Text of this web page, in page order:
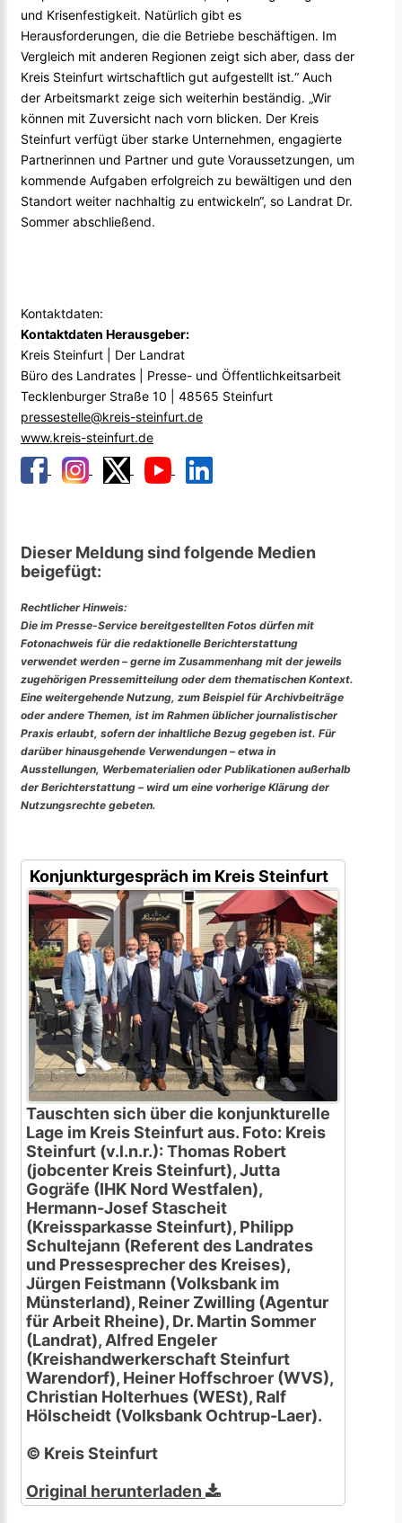
und Krisenfestigkeit. Natürlich gibt es
Herausforderungen, die die Betriebe beschäftigen. Im
Vergleich mit anderen Regionen zeigt sich aber, dass der
Kreis Steinfurt wirtschaftlich gut aufgestellt ist.“ Auch
der Arbeitsmarkt zeige sich weiterhin beständig. „Wir
können mit Zuversicht nach vorn blicken. Der Kreis
Steinfurt verfügt über starke Unternehmen, engagierte
Partnerinnen und Partner und gute Voraussetzungen, um
kommende Aufgaben erfolgreich zu bewältigen und den
Standort weiter nachhaltig zu entwickeln“, so Landrat Dr.
Sommer abschließend.
Kontaktdaten:
Kontaktdaten Herausgeber:
Kreis Steinfurt | Der Landrat
Büro des Landrates | Presse- und Öffentlichkeitsarbeit
Tecklenburger Straße 10 | 48565 Steinfurt
pressestelle@kreis-steinfurt.de
www.kreis-steinfurt.de
Dieser Meldung sind folgende Medien
beigefügt:
Rechtlicher Hinweis:
Die im Presse-Service bereitgestellten Fotos dürfen mit
Fotonachweis für die redaktionelle Berichterstattung
verwendet werden – gerne im Zusammenhang mit der jeweils
zugehörigen Pressemitteilung oder dem thematischen Kontext.
Eine weitergehende Nutzung, zum Beispiel für Archivbeiträge
oder andere Themen, ist im Rahmen üblicher journalistischer
Praxis erlaubt, sofern der inhaltliche Bezug gegeben ist. Für
darüber hinausgehende Verwendungen – etwa in
Ausstellungen, Werbematerialien oder Publikationen außerhalb
der Berichterstattung – wird um eine vorherige Klärung der
Nutzungsrechte gebeten.
Konjunkturgespräch im Kreis Steinfurt
Tauschten sich über die konjunkturelle
Lage im Kreis Steinfurt aus. Foto: Kreis
Steinfurt (v.l.n.r.): Thomas Robert
(jobcenter Kreis Steinfurt), Jutta
Gogräfe (IHK Nord Westfalen),
Hermann-Josef Stascheit
(Kreissparkasse Steinfurt), Philipp
Schultejann (Referent des Landrates
und Pressesprecher des Kreises),
Jürgen Feistmann (Volksbank im
Münsterland), Reiner Zwilling (Agentur
für Arbeit Rheine), Dr. Martin Sommer
(Landrat), Alfred Engeler
(Kreishandwerkerschaft Steinfurt
Warendorf), Heiner Hoffschroer (WVS),
Christian Holterhues (WESt), Ralf
Hölscheidt (Volksbank Ochtrup-Laer).
© Kreis Steinfurt
Original herunterladen